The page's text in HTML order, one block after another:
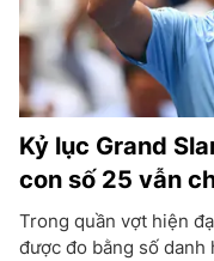
Kỷ lục Grand
con số 25 vẫn
Trong quần vợt hiện
được đo bằng số danh